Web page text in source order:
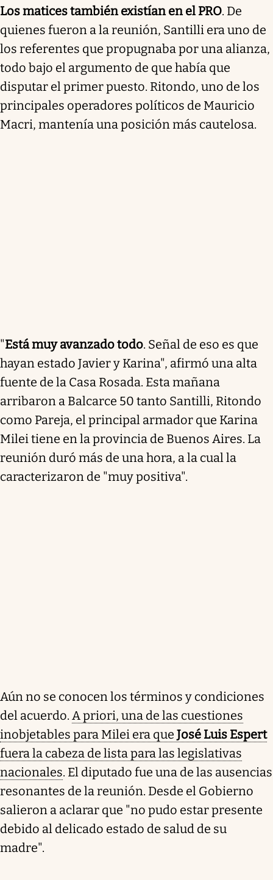
Los matices también existían en el PRO. De
quienes fueron a la reunión, Santilli era uno de
los referentes que propugnaba por una alianza,
todo bajo el argumento de que había que
disputar el primer puesto. Ritondo, uno de los
principales operadores políticos de Mauricio
Macri, mantenía una posición más cautelosa.
"Está muy avanzado todo. Señal de eso es que
hayan estado Javier y Karina", afirmó una alta
fuente de la Casa Rosada. Esta mañana
arribaron a Balcarce 50 tanto Santilli, Ritondo
como Pareja, el principal armador que Karina
Milei tiene en la provincia de Buenos Aires. La
reunión duró más de una hora, a la cual la
caracterizaron de "muy positiva".
Aún no se conocen los términos y condiciones
del acuerdo. A priori, una de las cuestiones
inobjetables para Milei era que José Luis Espert
fuera la cabeza de lista para las legislativas
nacionales. El diputado fue una de las ausencias
resonantes de la reunión. Desde el Gobierno
salieron a aclarar que "no pudo estar presente
debido al delicado estado de salud de su
madre".